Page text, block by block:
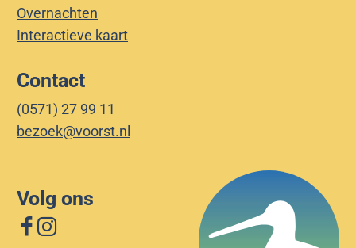
Overnachten
Interactieve kaart
Contact
(0571) 27 99 11
bezoek@voorst.nl
Volg ons
F I